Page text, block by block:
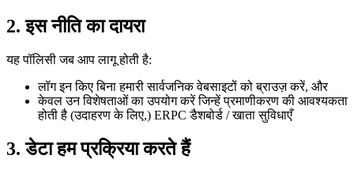
2. इस नीति का दायरा
यह पॉलिसी जब आप लागू होती है:
लॉग इन किए बिना हमारी सार्वजनिक वेबसाइटों को ब्राउज़ करें, और
केवल उन विशेषताओं का उपयोग करें जिन्हें प्रमाणीकरण की आवश्यकता
होती है (उदाहरण के लिए,) ERPC डैशबोर्ड / खाता सुविधाएँ
3. डेटा हम प्रक्रिया करते हैं